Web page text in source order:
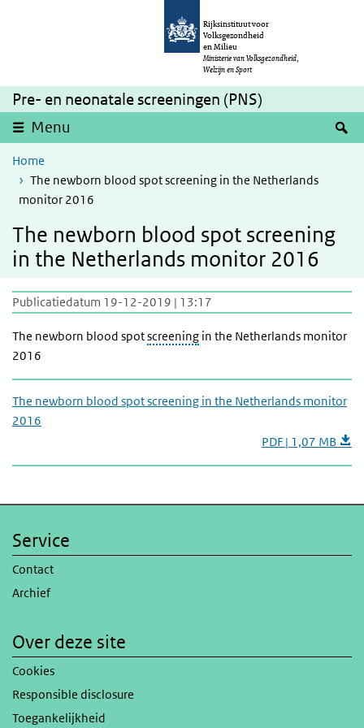
Overslaan en naar de inhoud gaan
Rijksinstituut voor
Volksgezondheid
en Milieu
Ministerie van Volksgezondheid,
Welzijn en Sport
Pre- en neonatale screeningen (PNS)
Menu
Home
The newborn blood spot screening in the Netherlands
monitor 2016
The newborn blood spot screening
in the Netherlands monitor 2016
Publicatiedatum 19-12-2019 | 13:17
The newborn blood spotscreening in the Netherlands monitor
2016
The newborn blood spot screening in the Netherlands monitor
2016
PDF | 1,07 MB
Service
Contact
Archief
Over deze site
Cookies
Responsible disclosure
Toegankelijkheid